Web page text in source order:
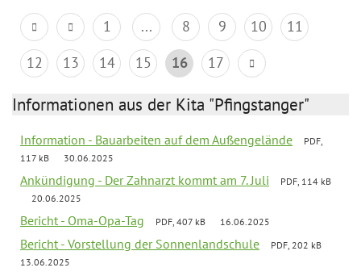
1 ... 8 9 10
11
12
13 14 15 16 17
Informationen aus der Kita "Pfingstanger"
Information - Bauarbeiten auf dem Außengelände
PDF,
117 kB
30.06.2025
Ankündigung - Der Zahnarzt kommt am 7. Juli
PDF, 114 kB
20.06.2025
Bericht - Oma-Opa-Tag PDF, 407 kB 16.06.2025
Bericht - Vorstellung der Sonnenlandschule
PDF, 202 kB
13.06.2025